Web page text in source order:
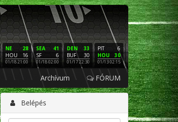
28
NE
16
HOU
01/18 21:00
41
SEA
6
SF
01/18 02:00
33
DEN
30
BUF
01/17 22:30
6
PIT
30
HOU
01/13 02:15
16
NE
3
LAC
01/12 02:00
PHI
SF
01/11
Archívum FÓRUM
Belépés